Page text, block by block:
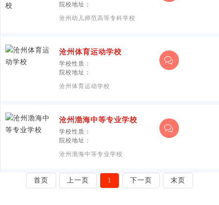
院校地址：
沧州幼儿师范高等专科学校
沧州体育运动学校
学校性质：
院校地址：
沧州体育运动学校
沧州渤海中等专业学校
学校性质：
院校地址：
沧州渤海中等专业学校
首页 上一页 1 下一页 末页